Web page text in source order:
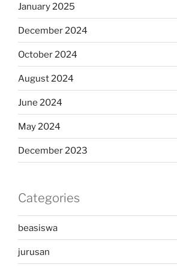
January 2025
December 2024
October 2024
August 2024
June 2024
May 2024
December 2023
Categories
beasiswa
jurusan